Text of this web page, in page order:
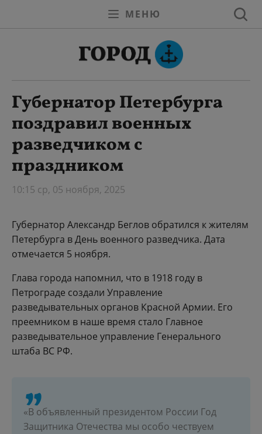
МЕНЮ
Губернатор Петербурга
поздравил военных
разведчиком с
праздником
10:15 ср, 05 ноября, 2025
Губернатор Александр Беглов обратился к жителям
Петербурга в День военного разведчика. Дата
отмечается 5 ноября.
Глава города напомнил, что в 1918 году в
Петрограде создали Управление
разведывательных органов Красной Армии. Его
преемником в наше время стало Главное
разведывательное управление Генерального
штаба ВС РФ.
«В объявленный президентом России Год
Защитника Отечества мы особо чествуем